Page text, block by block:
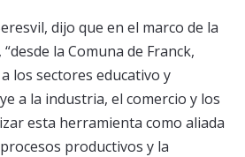
dijo que en el marco de la
la Comuna de Franck,
los sectores educativo y
a la industria, el comercio y los
esta herramienta como aliada
productivos y la